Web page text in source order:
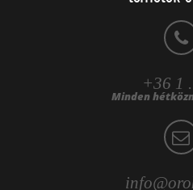
+36 1
Minden